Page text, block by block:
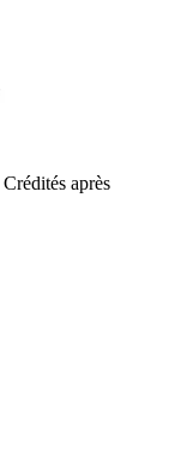
Crédités après